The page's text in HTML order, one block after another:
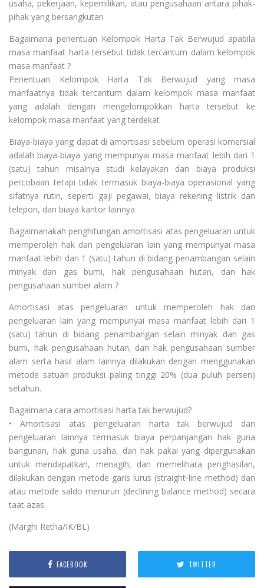
usaha, pekerjaan, kepemilikan, atau pengusahaan antara pihak-
pihak yang bersangkutan
Bagaimana penentuan Kelompok Harta Tak Berwujud apabila
masa manfaat harta tersebut tidak tercantum dalam kelompok
masa manfaat ?
Penentuan Kelompok Harta Tak Berwujud yang masa
manfaatnya tidak tercantum dalam kelompok masa manfaat
yang adalah dengan mengelompokkan harta tersebut ke
kelompok masa manfaat yang terdekat
Biaya-biaya yang dapat di amortisasi sebelum operasi komersial
adalah biaya-biaya yang mempunyai masa manfaat lebih dari 1
(satu) tahun misalnya studi kelayakan dan biaya produksi
percobaan tetapi tidak termasuk biaya-biaya operasional yang
sifatnya rutin, seperti gaji pegawai, biaya rekening listrik dan
telepon, dan biaya kantor lainnya
Bagaimanakah penghitungan amortisasi atas pengeluaran untuk
memperoleh hak dan pengeluaran lain yang mempunyai masa
manfaat lebih dari 1 (satu) tahun di bidang penambangan selain
minyak dan gas bumi, hak pengusahaan hutan, dan hak
pengusahaan sumber alam ?
Amortisasi atas pengeluaran untuk memperoleh hak dan
pengeluaran lain yang mempunyai masa manfaat lebih dari 1
(satu) tahun di bidang penambangan selain minyak dan gas
bumi, hak pengusahaan hutan, dan hak pengusahaan sumber
alam serta hasil alam lainnya dilakukan dengan menggunakan
metode satuan produksi paling tinggi 20% (dua puluh persen)
setahun.
Bagaimana cara amortisasi harta tak berwujud?
• Amortisasi atas pengeluaran harta tak berwujud dan
pengeluaran lainnya termasuk biaya perpanjangan hak guna
bangunan, hak guna usaha, dan hak pakai yang dipergunakan
untuk mendapatkan, menagih, dan memelihara penghasilan,
dilakukan dengan metode garis lurus (straight-line method) dan
atau metode saldo menurun (declining balance method) secara
taat azas.
(Marghi Retha/IK/BL)
FACEBOOK TWITTER